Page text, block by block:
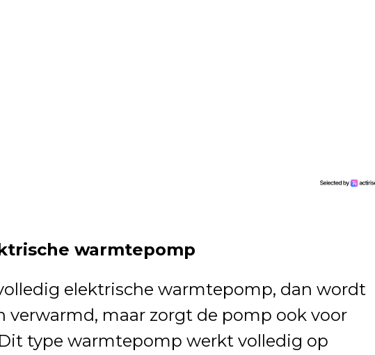
warmtepomp
elektrische warmtepomp, dan wordt
verwarmd, maar zorgt de pomp ook voor
type warmtepomp werkt volledig op